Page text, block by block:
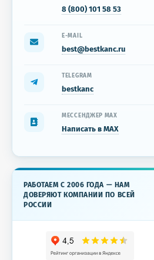
8 (800) 101 58 53
E-MAIL
best@bestkanc.ru
TELEGRAM
bestkanc
МЕССЕНДЖЕР MAX
Написать в MAX
РАБОТАЕМ С 2006 ГОДА — НАМ
ДОВЕРЯЮТ КОМПАНИИ ПО ВСЕЙ
РОССИИ